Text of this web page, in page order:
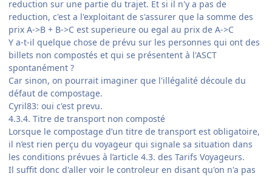
reduction sur une partie du trajet. Et si il n'y a pas de
reduction, c'est a l'exploitant de s'assurer que la somme des
prix A->B + B->C est superieure ou egal au prix de A->C
Y a-t-il quelque chose de prévu sur les personnes qui ont des
billets non compostés et qui se présentent à l'ASCT
spontanément ?
Car sinon, on pourrait imaginer que l'illégalité découle du
défaut de compostage.
Cyril83: oui c'est prevu.
4.3.4. Titre de transport non composté
Lorsque le compostage d’un titre de transport est obligatoire,
il n’est rien perçu du voyageur qui signale sa situation dans
les conditions prévues à l’article 4.3. des Tarifs Voyageurs.
Il suffit donc d'aller voir le controleur en disant qu'on n'a pas